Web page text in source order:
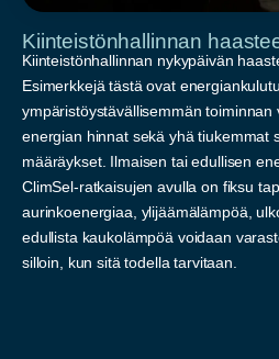
Kiinteistönhallinnan
Kiinteistönhallinnan nykypäivän
Esimerkkejä tästä ovat
ympäristöystävällisemmän toiminnan
energian hinnat sekä yhä tiukemmat
määräykset. Ilmaisen tai edullisen
ClimSel-ratkaisujen avulla on fiksu
aurinkoenergiaa, ylijäämälämpöä,
edullista kaukolämpöä voidaan
silloin, kun sitä todella tarvitaan.